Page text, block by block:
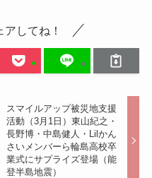
してね！
スマイルアップ被災地支援
活動（3月1日）東山紀之・
長野博・中島健人・Lilかん
さいメンバーら輪島高校卒
業式にサプライズ登場（能
登半島地震）